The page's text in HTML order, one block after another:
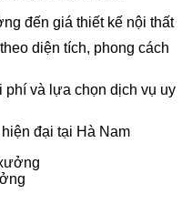
đến giá thiết kế nội thất
diện tích, phong cách
phí và lựa chọn dịch vụ uy
đại tại Hà Nam